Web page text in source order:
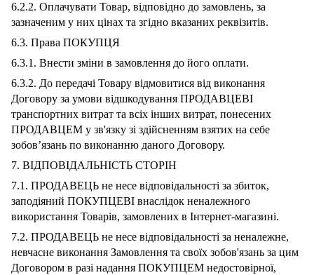
6.2.2. Оплачувати Товар, відповідно до замовлень, за
зазначеним у них цінах та згідно вказаних реквізитів.
6.3. Права ПОКУПЦЯ
6.3.1. Внести зміни в замовлення до його оплати.
6.3.2. До передачі Товару відмовитися від виконання
Договору за умови відшкодування ПРОДАВЦЕВІ
транспортних витрат та всіх інших витрат, понесених
ПРОДАВЦЕМ у зв'язку зі здійсненням взятих на себе
зобов’язань по виконанню даного Договору.
7. ВІДПОВІДАЛЬНІСТЬ СТОРІН
7.1. ПРОДАВЕЦЬ не несе відповідальності за збиток,
заподіяний ПОКУПЦЕВІ внаслідок неналежного
використання Товарів, замовлених в Інтернет-магазині.
7.2. ПРОДАВЕЦЬ не несе відповідальності за неналежне,
невчасне виконання Замовлення та своїх зобов'язань за цим
Договором в разі надання ПОКУПЦЕМ недостовірної,